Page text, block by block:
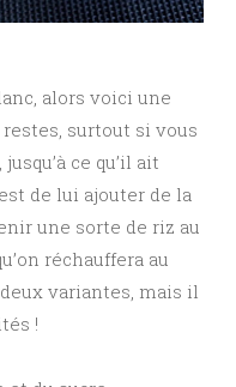
alors voici une
surtout si vous
ce qu’il ait
de lui ajouter de la
une sorte de riz au
réchauffera au
variantes, mais il
!